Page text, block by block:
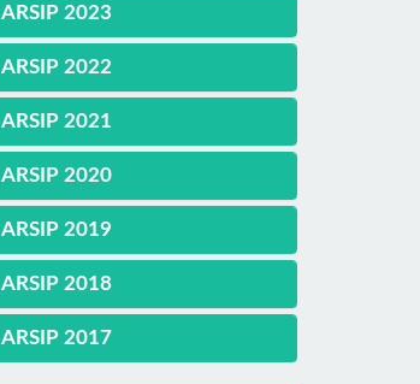
ARSIP 2023
ARSIP 2022
ARSIP 2021
ARSIP 2020
ARSIP 2019
ARSIP 2018
ARSIP 2017